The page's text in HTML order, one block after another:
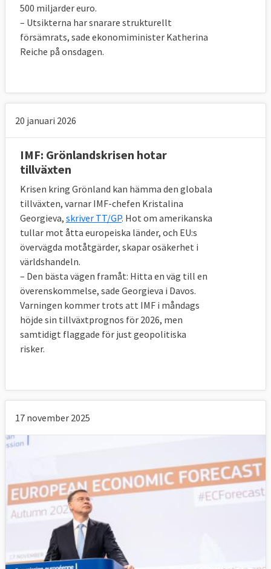
500 miljarder euro.
– Utsikterna har snarare strukturellt
försämrats, sade ekonomiminister Katherina
Reiche på onsdagen.
20 januari 2026
IMF: Grönlandskrisen hotar
tillväxten
Krisen kring Grönland kan hämma den globala
tillväxten, varnar IMF-chefen Kristalina
Georgieva, skriver TT/GP. Hot om amerikanska
tullar mot åtta europeiska länder, och EU:s
övervägda motåtgärder, skapar osäkerhet i
världshandeln.
– Den bästa vägen framåt: Hitta en väg till en
överenskommelse, sade Georgieva i Davos.
Varningen kommer trots att IMF i måndags
höjde sin tillväxtprognos för 2026, men
samtidigt flaggade för just geopolitiska
risker.
17 november 2025